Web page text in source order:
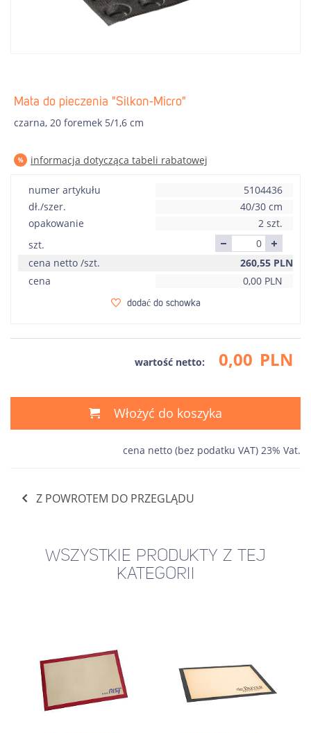
Mata do pieczenia "Silkon-Micro"
czarna, 20 foremek 5/1,6 cm
informacja dotycząca tabeli rabatowej
numer artykułu
5104436
dł./szer.
40/30 cm
opakowanie
2 szt.
szt.
cena netto /szt.
260,55 PLN
cena
0,00 PLN
dodać do schowka
wartość netto: 0,00 PLN
Włożyć do koszyka
cena netto (bez podatku VAT) 23% Vat.
Z POWROTEM DO PRZEGLĄDU
WSZYSTKIE PRODUKTY Z TEJ
KATEGORII